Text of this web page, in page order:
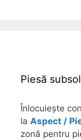
Piesă subsol
Înlocuiește
la Aspect /
zonă pentru